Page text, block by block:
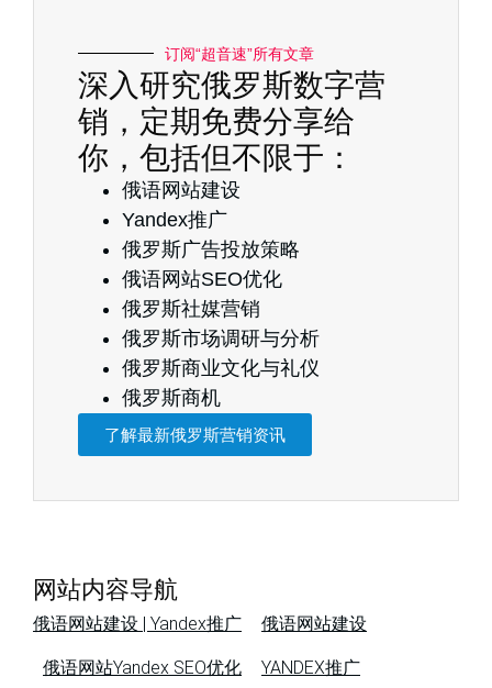
订阅“超音速”所有文章
深入研究俄罗斯数字营
销，定期免费分享给
你，包括但不限于：
俄语网站建设
Yandex推广
俄罗斯广告投放策略
俄语网站SEO优化
俄罗斯社媒营销
俄罗斯市场调研与分析
俄罗斯商业文化与礼仪
俄罗斯商机
了解最新俄罗斯营销资讯
网站内容导航
俄语网站建设 | Yandex推广 俄语网站建设
俄语网站Yandex SEO优化 YANDEX推广